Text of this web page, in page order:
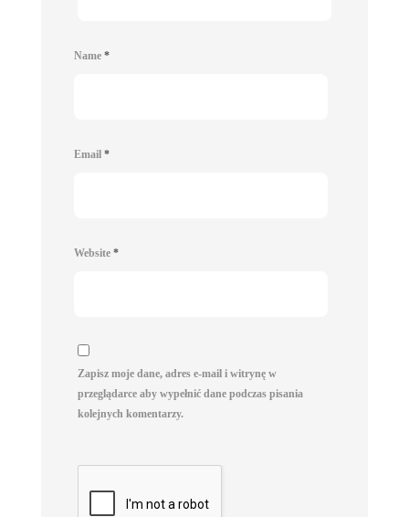
Name *
Email *
Website *
Zapisz moje dane, adres e-mail i witrynę w
przeglądarce aby wypełnić dane podczas pisania
kolejnych komentarzy.